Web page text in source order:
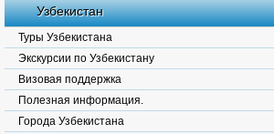
Узбекистан
Туры Узбекистана
Экскурсии по Узбекистану
Визовая поддержка
Полезная информация.
Города Узбекистана